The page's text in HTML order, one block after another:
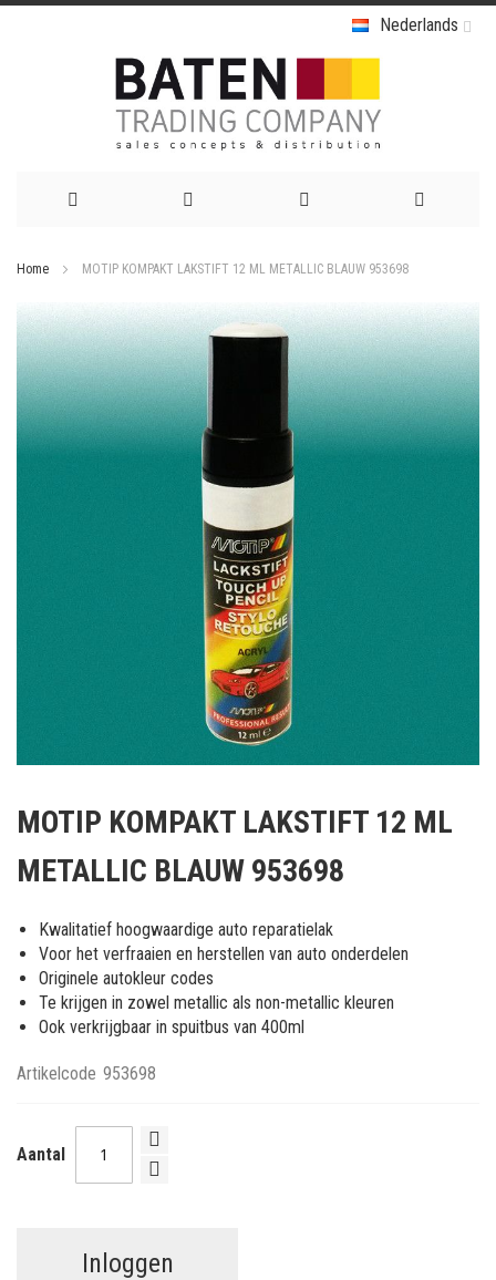
Nederlands
de
inhoud
Home MOTIP KOMPAKT LAKSTIFT 12 ML METALLIC BLAUW 953698
Ga
naar
het
einde
van
de
het
van
afbeeldingen-
gallerij
MOTIP KOMPAKT LAKSTIFT 12 ML
METALLIC BLAUW 953698
Kwalitatief hoogwaardige auto reparatielak
Voor het verfraaien en herstellen van auto onderdelen
Originele autokleur codes
Te krijgen in zowel metallic als non-metallic kleuren
Ook verkrijgbaar in spuitbus van 400ml
Artikelcode 953698
Aantal
Inloggen